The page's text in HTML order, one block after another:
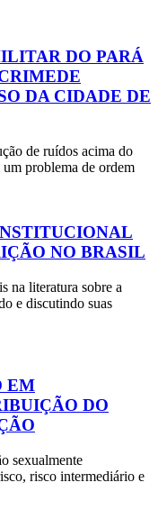
DO PARÁ
DA CIDADE DE
de ruídos acima do
problema de ordem
NO BRASIL
na literatura sobre a
e discutindo suas
EM
DO
sexualmente
risco intermediário e